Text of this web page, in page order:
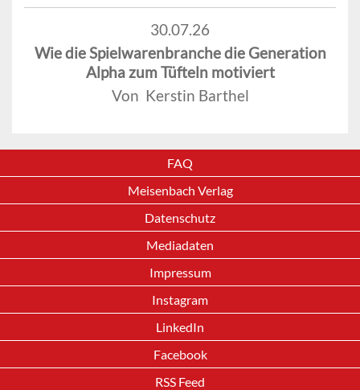
30.07.26
Wie die Spielwarenbranche die Generation
Alpha zum Tüfteln motiviert
Von Kerstin Barthel
FAQ
Meisenbach Verlag
Datenschutz
Mediadaten
Impressum
Instagram
LinkedIn
Facebook
RSS Feed